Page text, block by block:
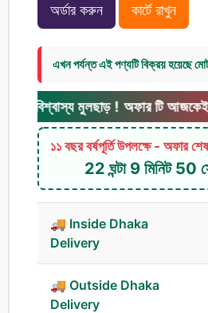
অর্ডার করুন কার্টে রাখুন
এখন পর্যন্ত এই পণ্যটি বিক্রয় হয়েছে
মুলছাড় ! অফার টি আজকেই শেষ দিন
১১ বছর বর্ষপূর্তি উপলক্ষে - অফার
22 ঘন্টা 9 মিনিট 48
🚚 Inside Dhaka
Delivery
🚚 Outside Dhaka
Delivery